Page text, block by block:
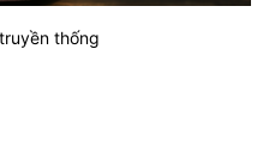
thống